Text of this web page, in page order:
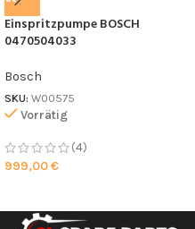
Einspritzpumpe BOSCH
0470504033
Bosch
SKU: W00575
Vorrätig
(4)
999,00€